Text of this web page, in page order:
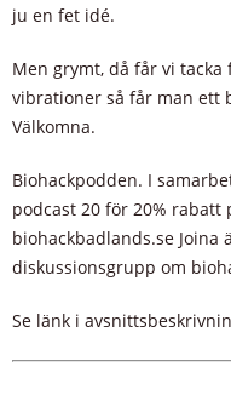
ju en fet idé.
Men grymt, då får vi tacka
vibrationer så får man ett
Välkomna.
Biohackpodden. I
podcast 20 för 20%
biohackbadlands.se Joina
diskussionsgrupp om
Se länk i